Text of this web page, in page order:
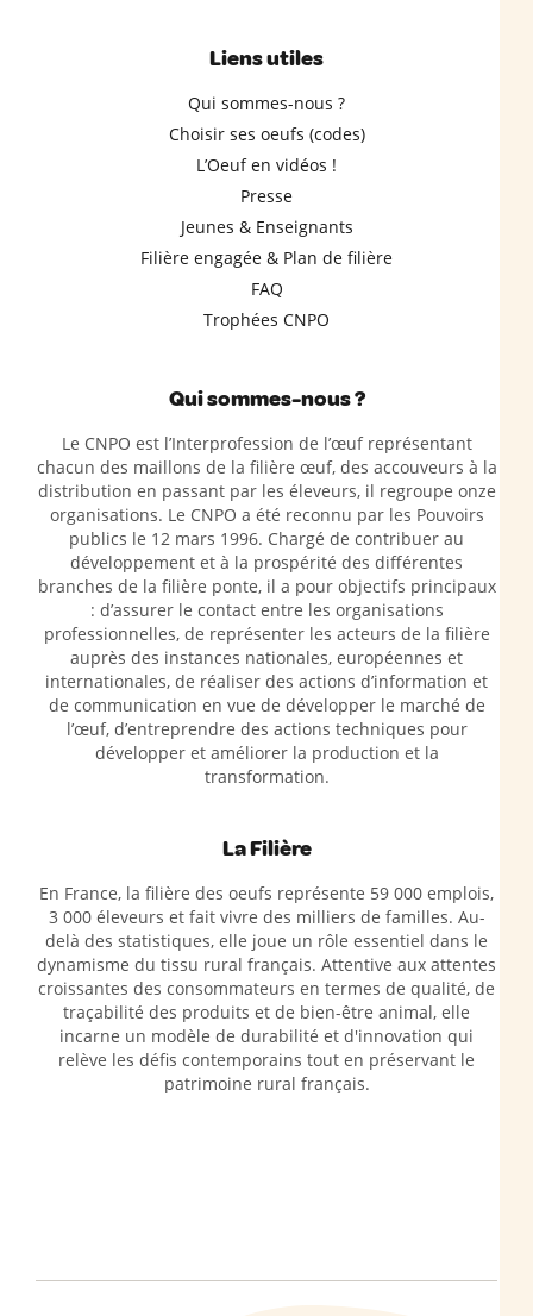
Liens utiles
Qui sommes-nous ?
Choisir ses oeufs (codes)
L’Oeuf en vidéos !
Presse
Jeunes & Enseignants
Filière engagée & Plan de filière
FAQ
Trophées CNPO
Qui sommes-nous ?
Le CNPO est l’Interprofession de l’œuf représentant
chacun des maillons de la filière œuf, des accouveurs à la
distribution en passant par les éleveurs, il regroupe onze
organisations. Le CNPO a été reconnu par les Pouvoirs
publics le 12 mars 1996. Chargé de contribuer au
développement et à la prospérité des différentes
branches de la filière ponte, il a pour objectifs principaux
: d’assurer le contact entre les organisations
professionnelles, de représenter les acteurs de la filière
auprès des instances nationales, européennes et
internationales, de réaliser des actions d’information et
de communication en vue de développer le marché de
l’œuf, d’entreprendre des actions techniques pour
développer et améliorer la production et la
transformation.
La Filière
En France, la filière des oeufs représente 59 000 emplois,
3 000 éleveurs et fait vivre des milliers de familles. Au-
delà des statistiques, elle joue un rôle essentiel dans le
dynamisme du tissu rural français. Attentive aux attentes
croissantes des consommateurs en termes de qualité, de
traçabilité des produits et de bien-être animal, elle
incarne un modèle de durabilité et d'innovation qui
relève les défis contemporains tout en préservant le
patrimoine rural français.